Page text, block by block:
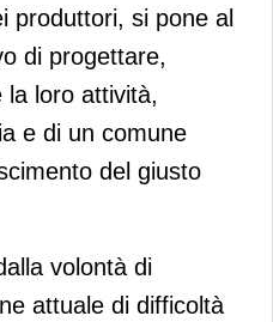
produttori, si pone al
di progettare,
la loro attività,
e di un comune
del giusto
volontà di
attuale di difficoltà